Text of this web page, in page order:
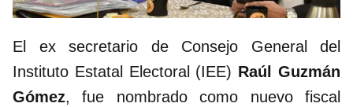
El ex secretario de Consejo General del
Instituto Estatal Electoral (IEE) Raúl Guzmán
Gómez, fue nombrado como nuevo fiscal